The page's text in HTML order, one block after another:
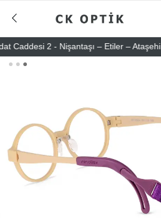
2 - Nişantaşı – Etiler – Ataşehir